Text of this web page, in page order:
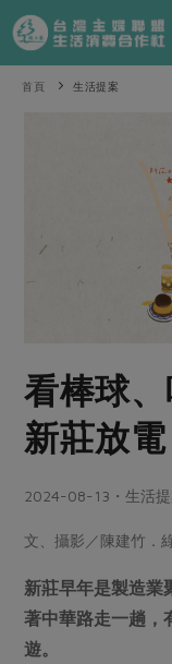
產品分類
辛香料類
豆製品
肉品・水產
畜產肉類
水畜加工品
調理食材・點心
調味醬料/南北貨
常備菜
蔬食
蛋料理
料理方式
烘焙．點心
醬料
湯品．鍋物
預購活動
把最好的台灣味帶回
防災用品預購圓滿結
更多預購活動
合作25-精選產品第四
合作25-精選產品第
更多當季產品
綠主張
社內大小事
產品故事
樂齡生活
廚房瑜伽
減硝酸鹽
非基改運動
關於我們
合作社組織
產品檢驗
自主把關
檢驗報告
首頁 生活提案
看棒球
新莊放電
2024-08-13・生活
文、攝影／陳建竹．
新莊早年是製造業
著中華路走一趟，
遊。